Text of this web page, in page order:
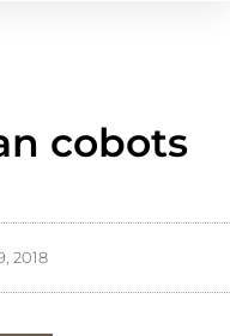
cobots
2018